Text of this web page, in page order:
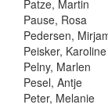
Patze, Martin
Pause, Rosa
Pedersen,
Peisker, Karoline
Pelny, Marlen
Pesel, Antje
Peter, Melanie